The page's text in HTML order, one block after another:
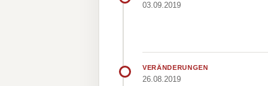
03.09.2019
VERÄNDERUNGEN
26.08.2019